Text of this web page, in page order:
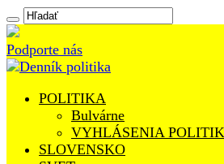
Podporte nás
POLITIKA
Bulvárne
VYHLÁSENIA
SLOVENSKO